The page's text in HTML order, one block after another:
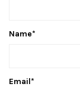
Name*
Email*